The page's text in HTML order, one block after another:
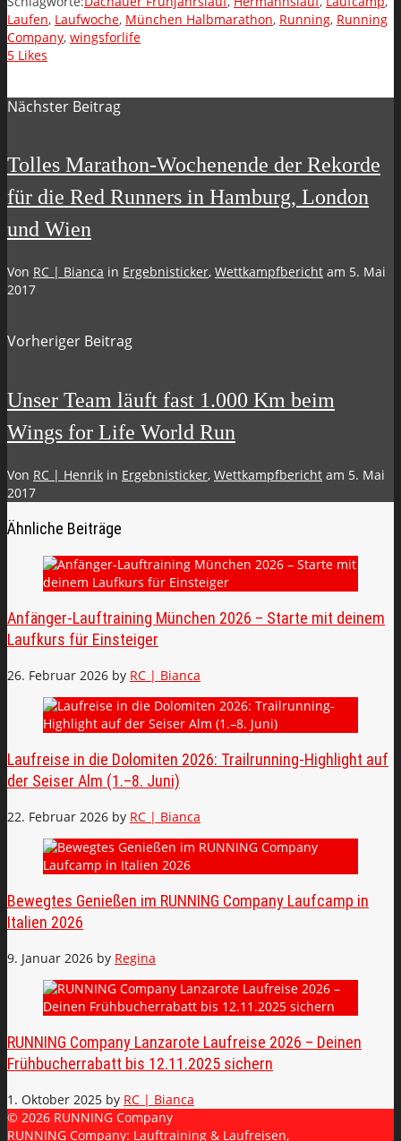
Laufen, Laufwoche, München Halbmarathon, Running, Running
Company, wingsforlife
5 Likes
Nächster Beitrag
Tolles Marathon-Wochenende der Rekorde
für die Red Runners in Hamburg, London
und Wien
Von RC | Bianca in Ergebnisticker, Wettkampfbericht am 5. Mai
2017
Vorheriger Beitrag
Unser Team läuft fast 1.000 Km beim
Wings for Life World Run
Von RC | Henrik in Ergebnisticker, Wettkampfbericht am 5. Mai
2017
Ähnliche Beiträge
Anfänger-Lauftraining München 2026 – Starte mit deinem
Laufkurs für Einsteiger
26. Februar 2026 by RC | Bianca
Laufreise in die Dolomiten 2026: Trailrunning-Highlight auf
der Seiser Alm (1.–8. Juni)
22. Februar 2026 by RC | Bianca
Bewegtes Genießen im RUNNING Company Laufcamp in
Italien 2026
9. Januar 2026 by Regina
RUNNING Company Lanzarote Laufreise 2026 – Deinen
Frühbucherrabatt bis 12.11.2025 sichern
1. Oktober 2025 by RC | Bianca
© 2026 RUNNING Company
RUNNING Company: Lauftraining & Laufreisen,